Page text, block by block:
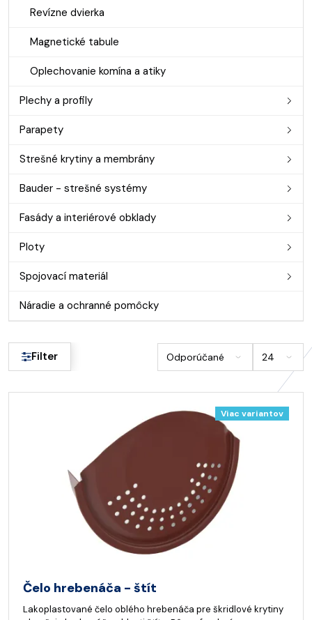
Revízne dvierka
Magnetické tabule
Oplechovanie komína a atiky
Plechy a profily
Parapety
Strešné krytiny a membrány
Bauder - strešné systémy
Fasády a interiérové obklady
Ploty
Spojovací materiál
Náradie a ochranné pomôcky
Filter
Viac variantov
Čelo hrebenáča - štít
Lakoplastované čelo oblého hrebenáča pre škridlové krytiny